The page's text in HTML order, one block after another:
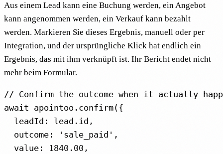
Aus einem Lead kann eine Buchung werden, ein Angebot
kann angenommen werden, ein Verkauf kann bezahlt
werden. Markieren Sie dieses Ergebnis, manuell oder per
Integration, und der ursprüngliche Klick hat endlich ein
Ergebnis, das mit ihm verknüpft ist. Ihr Bericht endet nicht
mehr beim Formular.
// Confirm the outcome when it actually
await apointoo.confirm({
  leadId: lead.id,
  outcome: 'sale_paid',
  value: 1840.00,